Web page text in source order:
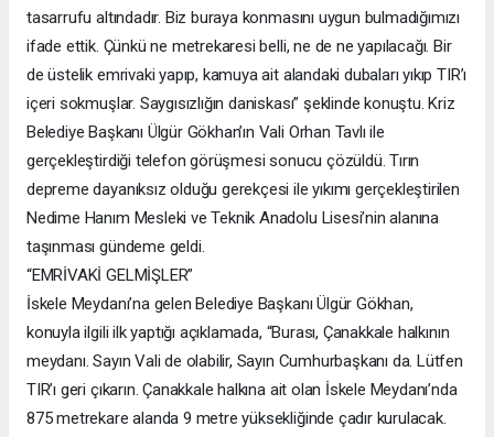
tasarrufu altındadır. Biz buraya konmasını uygun bulmadığımızı
ifade ettik. Çünkü ne metrekaresi belli, ne de ne yapılacağı. Bir
de üstelik emrivaki yapıp, kamuya ait alandaki dubaları yıkıp TIR’ı
içeri sokmuşlar. Saygısızlığın daniskası” şeklinde konuştu. Kriz
Belediye Başkanı Ülgür Gökhan’ın Vali Orhan Tavlı ile
gerçekleştirdiği telefon görüşmesi sonucu çözüldü. Tırın
depreme dayanıksız olduğu gerekçesi ile yıkımı gerçekleştirilen
Nedime Hanım Mesleki ve Teknik Anadolu Lisesi’nin alanına
taşınması gündeme geldi.
“EMRİVAKİ GELMİŞLER”
İskele Meydanı’na gelen Belediye Başkanı Ülgür Gökhan,
konuyla ilgili ilk yaptığı açıklamada, “Burası, Çanakkale halkının
meydanı. Sayın Vali de olabilir, Sayın Cumhurbaşkanı da. Lütfen
TIR’ı geri çıkarın. Çanakkale halkına ait olan İskele Meydanı’nda
875 metrekare alanda 9 metre yüksekliğinde çadır kurulacak.